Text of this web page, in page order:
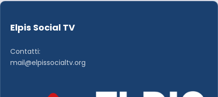
Elpis Social TV
Contatti:
mail@elpissocialtv.org